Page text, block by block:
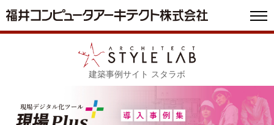
建築事例サイト スタラボ